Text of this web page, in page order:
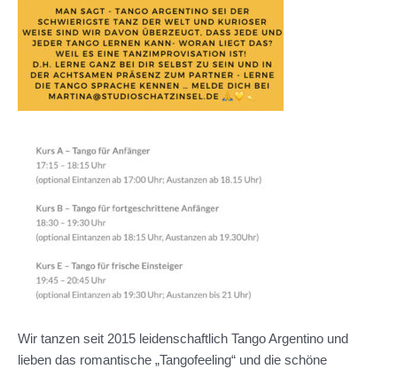
Wir tanzen seit 2015 leidenschaftlich Tango Argentino und
lieben das romantische „Tangofeeling“ und die schöne